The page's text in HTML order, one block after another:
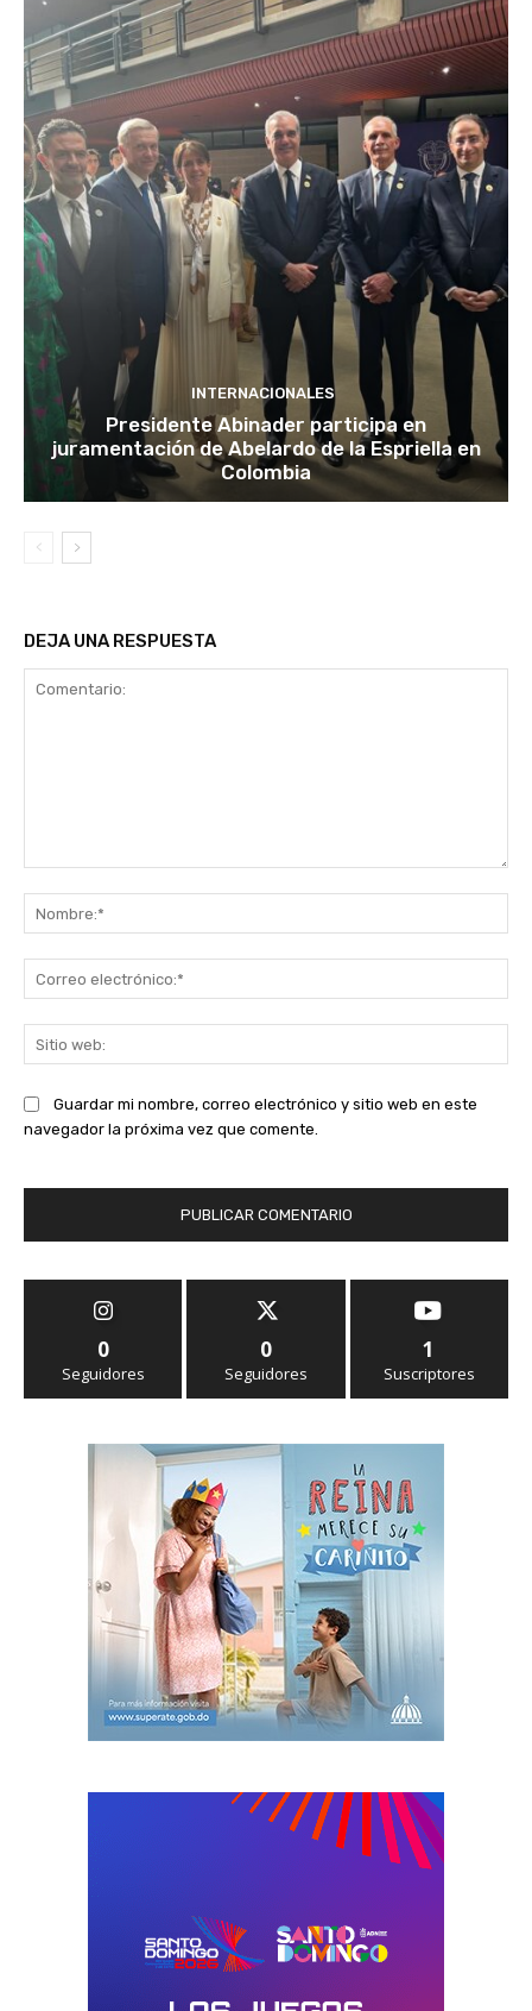
INTERNACIONALES
Presidente Abinader participa en
juramentación de Abelardo de la Espriella en
Colombia
DEJA UNA RESPUESTA
Guardar mi nombre, correo electrónico y sitio web en este
navegador la próxima vez que comente.
0
Seguidores
0
Seguidores
1
Suscriptores